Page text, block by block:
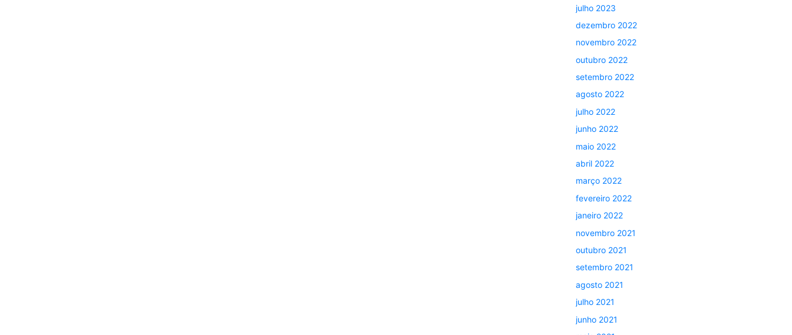
julho 2023
dezembro 2022
novembro 2022
outubro 2022
setembro 2022
agosto 2022
julho 2022
junho 2022
maio 2022
abril 2022
março 2022
fevereiro 2022
janeiro 2022
novembro 2021
outubro 2021
setembro 2021
agosto 2021
julho 2021
junho 2021